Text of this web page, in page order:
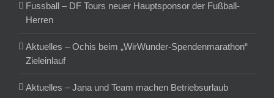
Fussball – DF Tours neuer Hauptsponsor der Fußball-
Herren
Aktuelles – Ochis beim „WirWunder-Spendenmarathon“
Zieleinlauf
Aktuelles – Jana und Team machen Betriebsurlaub